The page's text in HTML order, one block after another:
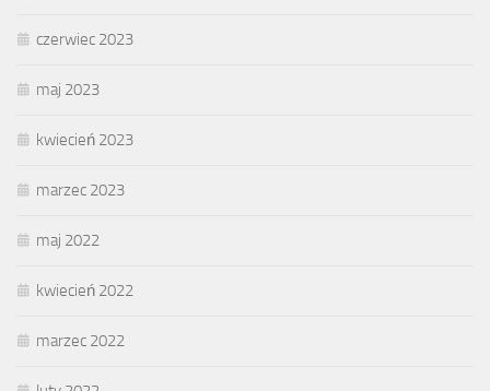
czerwiec 2023
maj 2023
kwiecień 2023
marzec 2023
maj 2022
kwiecień 2022
marzec 2022